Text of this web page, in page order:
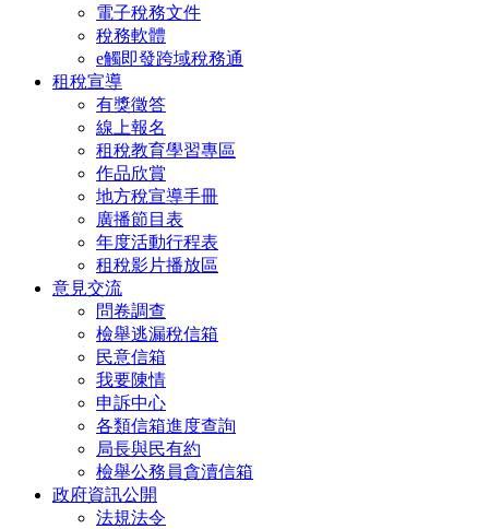
電子稅務文件
稅務軟體
e觸即發跨域稅務通
租稅宣導
有獎徵答
線上報名
租稅教育學習專區
作品欣賞
地方稅宣導手冊
廣播節目表
年度活動行程表
租稅影片播放區
意見交流
問卷調查
檢舉逃漏稅信箱
民意信箱
我要陳情
申訴中心
各類信箱進度查詢
局長與民有約
檢舉公務員貪瀆信箱
政府資訊公開
法規法令